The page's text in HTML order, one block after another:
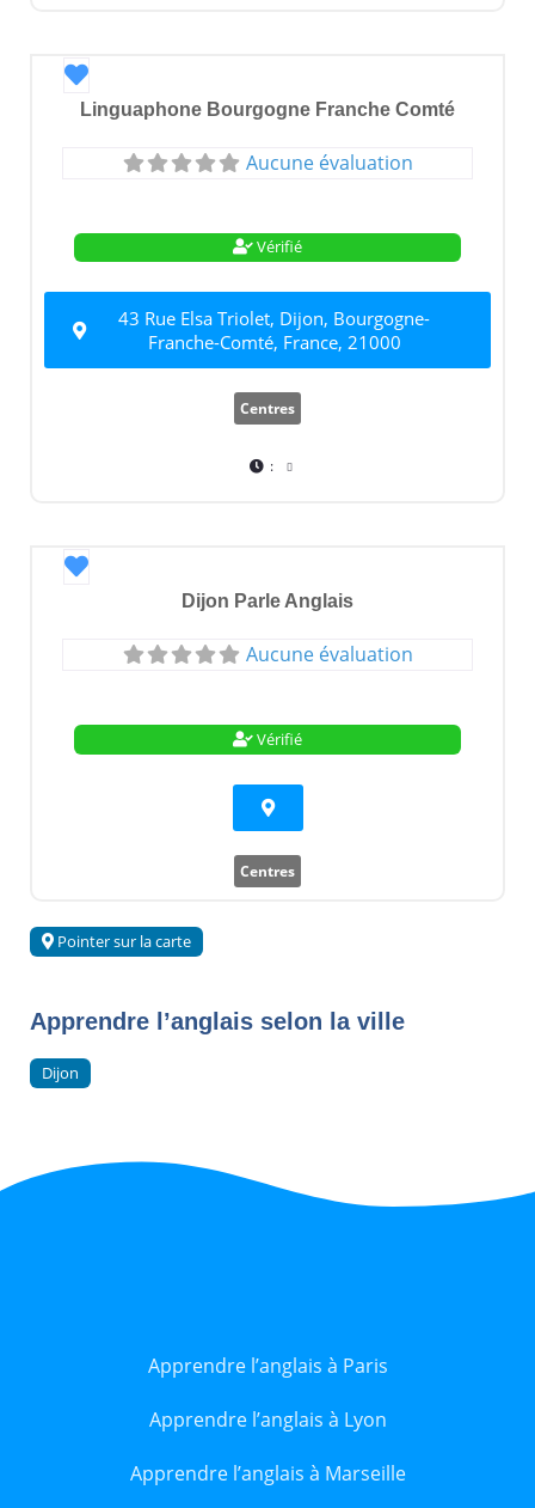
Favori
Linguaphone Bourgogne Franche Comté
Aucune évaluation
Vérifié
43 Rue Elsa Triolet, Dijon, Bourgogne-
Franche-Comté, France, 21000
Centres
:
Favori
Dijon Parle Anglais
Aucune évaluation
Vérifié
Centres
Pointer sur la carte
Apprendre l’anglais selon la ville
Dijon
Apprendre l’anglais à Paris
Apprendre l’anglais à Lyon
Apprendre l’anglais à Marseille